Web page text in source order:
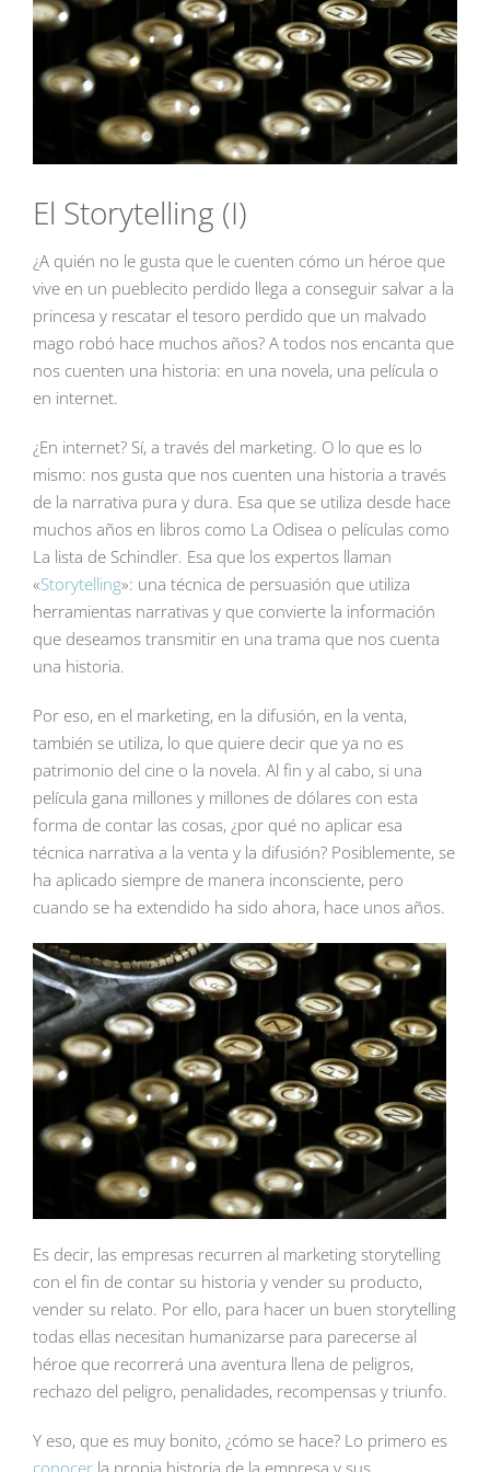
El Storytelling (I)
¿A quién no le gusta que le cuenten cómo un héroe que
vive en un pueblecito perdido llega a conseguir salvar a la
princesa y rescatar el tesoro perdido que un malvado
mago robó hace muchos años? A todos nos encanta que
nos cuenten una historia: en una novela, una película o
en internet.
¿En internet? Sí, a través del marketing. O lo que es lo
mismo: nos gusta que nos cuenten una historia a través
de la narrativa pura y dura. Esa que se utiliza desde hace
muchos años en libros como La Odisea o películas como
La lista de Schindler. Esa que los expertos llaman
«Storytelling»: una técnica de persuasión que utiliza
herramientas narrativas y que convierte la información
que deseamos transmitir en una trama que nos cuenta
una historia.
Por eso, en el marketing, en la difusión, en la venta,
también se utiliza, lo que quiere decir que ya no es
patrimonio del cine o la novela. Al fin y al cabo, si una
película gana millones y millones de dólares con esta
forma de contar las cosas, ¿por qué no aplicar esa
técnica narrativa a la venta y la difusión? Posiblemente, se
ha aplicado siempre de manera inconsciente, pero
cuando se ha extendido ha sido ahora, hace unos años.
Es decir, las empresas recurren al marketing storytelling
con el fin de contar su historia y vender su producto,
vender su relato. Por ello, para hacer un buen storytelling
todas ellas necesitan humanizarse para parecerse al
héroe que recorrerá una aventura llena de peligros,
rechazo del peligro, penalidades, recompensas y triunfo.
Y eso, que es muy bonito, ¿cómo se hace? Lo primero es